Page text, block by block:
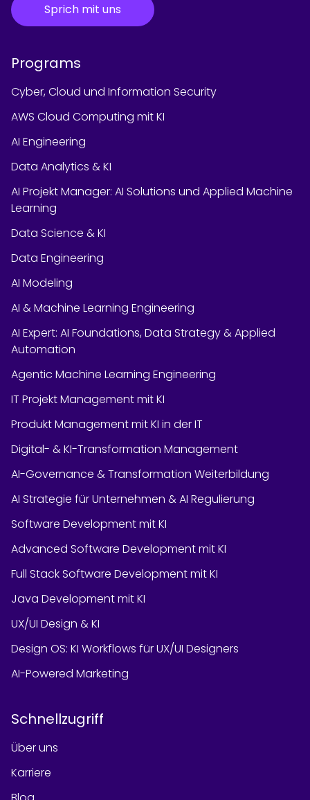
Sprich mit uns
Programs
Cyber, Cloud und Information Security
AWS Cloud Computing mit KI
AI Engineering
Data Analytics & KI
AI Projekt Manager: AI Solutions und Applied Machine
Learning
Data Science & KI
Data Engineering
AI Modeling
AI & Machine Learning Engineering
AI Expert: AI Foundations, Data Strategy & Applied
Automation
Agentic Machine Learning Engineering
IT Projekt Management mit KI
Produkt Management mit KI in der IT
Digital- & KI-Transformation Management
AI-Governance & Transformation Weiterbildung
AI Strategie für Unternehmen & AI Regulierung
Software Development mit KI
Advanced Software Development mit KI
Full Stack Software Development mit KI
Java Development mit KI
UX/UI Design & KI
Design OS: KI Workflows für UX/UI Designers
AI-Powered Marketing
Schnellzugriff
Über uns
Karriere